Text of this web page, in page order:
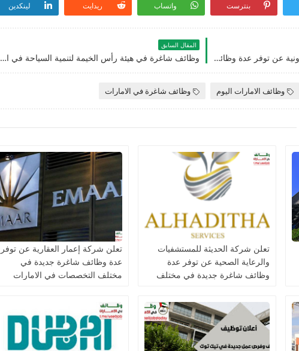
بنترست واتساب ريدايت لينكدين
تعلن شركة سيبكا للمعدات الإلكترونية عن توفر عدة وظائف شاغرة جديدة في العديد من التخصصات للوافدين والمقيمين في الامارات
المقال السابق
وظائف شاغرة في هيئة رأس الخيمة لتنمية السياحة في الامارات لعام 2026
وظائف الامارات اليوم وظائف شاغرة في الامارات
تعلن شركة الحديثة للمستشفيات
والرعاية الصحية عن توفر عدة
وظائف شاغرة جديدة في مختلف
تعلن شركة إعمار العقارية عن توفر
عدة وظائف شاغرة جديدة في
مختلف التخصصات في الامارات